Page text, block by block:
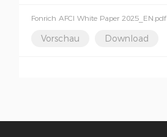
Fonrich AFCI White Paper 2025_EN.pdf
Vorschau Download